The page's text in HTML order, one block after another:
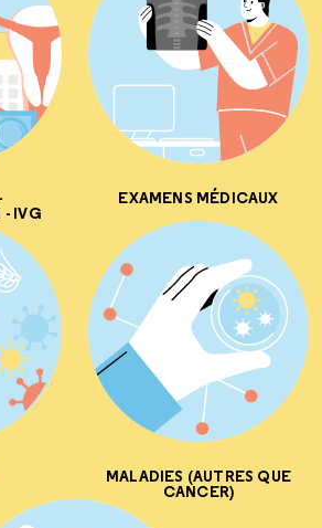
- IVG
EXAMENS MÉDICAUX
MALADIES (AUTRES QUE
CANCER)